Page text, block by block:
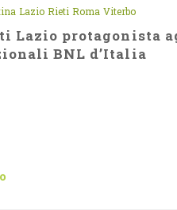
Lazio Rieti Roma Viterbo
Lazio protagonista
BNL d’Italia